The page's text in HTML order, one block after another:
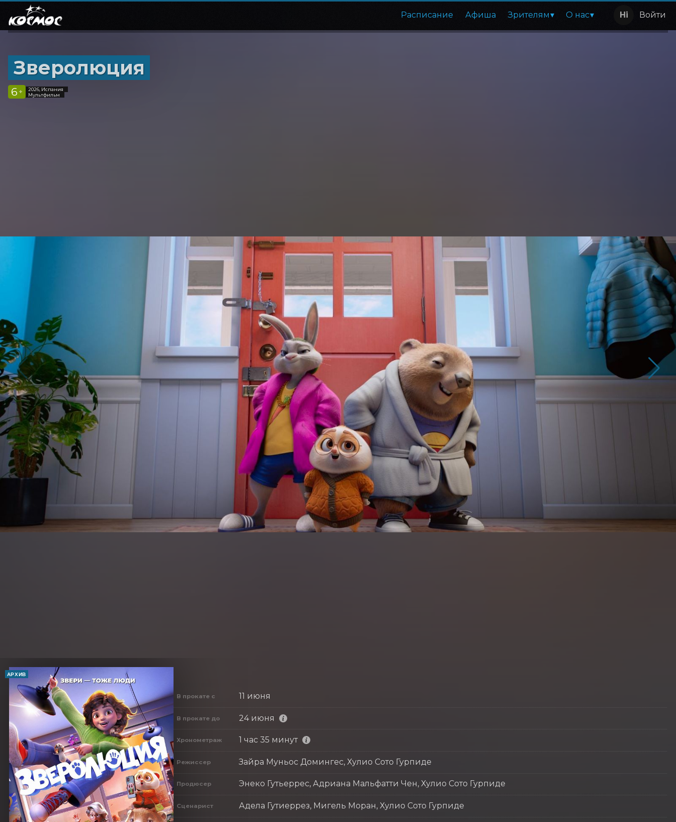
Расписание Афиша Зрителям О нас Войти
Зверолюция
6 +
2026, Испания
Мультфильм
АРХИВ
В прокате с 11 июня
В прокате до 24 июня
Хронометраж 1 час 35 минут
Режиссер Зайра Муньос Домингес, Хулио Сото Гурпиде
Продюсер Энеко Гутьеррес, Адриана Мальфатти Чен, Хулио Сото Гурпиде
Сценарист Адела Гутиеррез, Мигель Моран, Хулио Сото Гурпиде